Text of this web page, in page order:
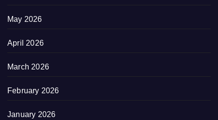
May 2026
April 2026
March 2026
February 2026
January 2026